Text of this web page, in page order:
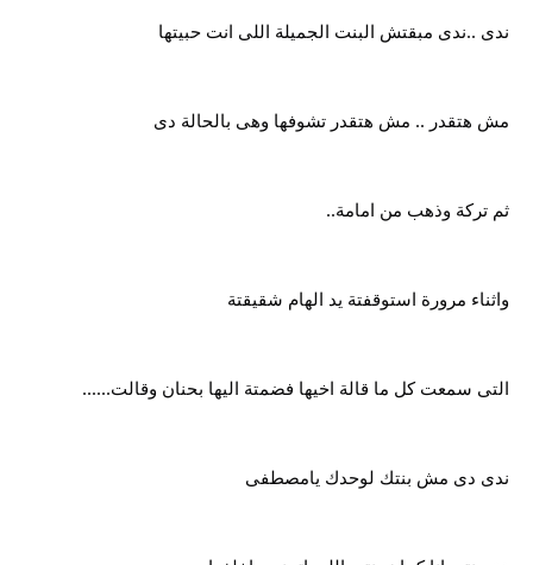
ندى ..ندى مبقتش البنت الجميلة اللى انت حبيتها
مش هتقدر .. مش هتقدر تشوفها وهى بالحالة دى
ثم تركة وذهب من امامة..
واثناء مرورة استوقفتة يد الهام شقيقتة
التى سمعت كل ما قالة اخيها فضمتة اليها بحنان وقالت......
ندى دى مش بنتك لوحدك يامصطفى